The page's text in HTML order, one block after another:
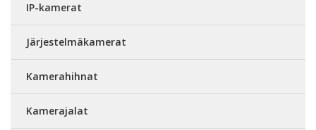
IP-kamerat
Järjestelmäkamerat
Kamerahihnat
Kamerajalat